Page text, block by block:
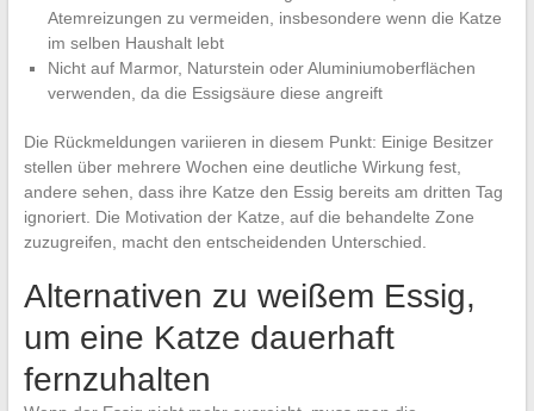
Atemreizungen zu vermeiden, insbesondere wenn die Katze
im selben Haushalt lebt
Nicht auf Marmor, Naturstein oder Aluminiumoberflächen
verwenden, da die Essigsäure diese angreift
Die Rückmeldungen variieren in diesem Punkt: Einige Besitzer
stellen über mehrere Wochen eine deutliche Wirkung fest,
andere sehen, dass ihre Katze den Essig bereits am dritten Tag
ignoriert. Die Motivation der Katze, auf die behandelte Zone
zuzugreifen, macht den entscheidenden Unterschied.
Alternativen zu weißem Essig,
um eine Katze dauerhaft
fernzuhalten